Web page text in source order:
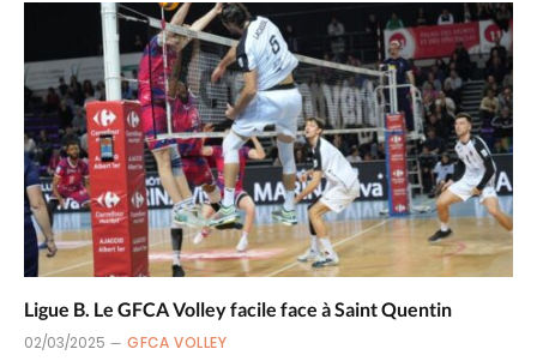
Ligue B. Le GFCA Volley facile face à Saint Quentin
02/03/2025 GFCA VOLLEY